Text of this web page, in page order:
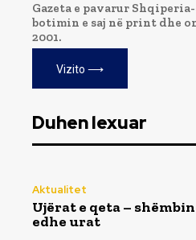
Gazeta e pavarur
botimin e saj në print dhe
2001.
Vizito ⟶
Duhen lexuar
Aktualitet
Ujërat e qeta – shëmbin
edhe urat